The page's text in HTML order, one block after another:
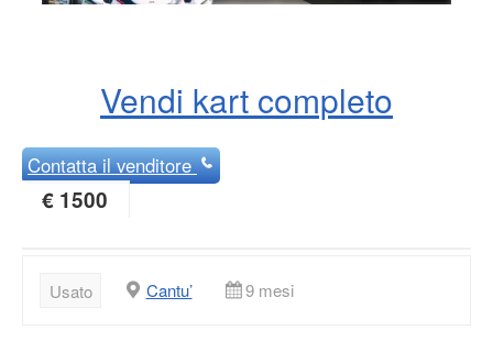
Vendi kart completo
Contattail venditore
€ 1500
Usato Cantu’ 9 mesi